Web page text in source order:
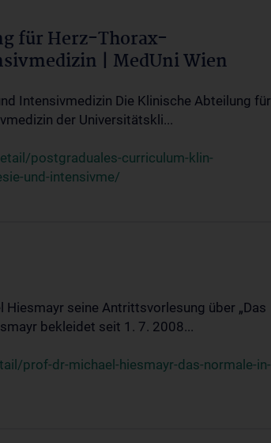
für Herz-Thorax-
| MedUni Wien
Intensivmedizin Die Klinische Abteilung für
der Universitätskli...
postgraduales-curriculum-klin-
und-intensivme/
Hiesmayr seine Antrittsvorlesung über „Das
bekleidet seit 1. 7. 2008...
prof-dr-michael-hiesmayr-das-normale-in-